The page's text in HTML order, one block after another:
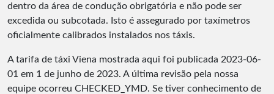
dentro da área de condução obrigatória e não pode ser
excedida ou subcotada. Isto é assegurado por taxímetros
oficialmente calibrados instalados nos táxis.
A tarifa de táxi Viena mostrada aqui foi publicada 2023-06-
01 em 1 de junho de 2023. A última revisão pela nossa
equipe ocorreu CHECKED_YMD. Se tiver conhecimento de